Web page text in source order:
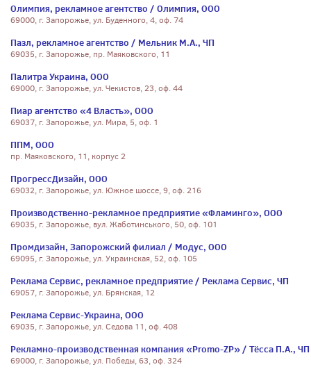
Олимпия, рекламное агентство / Олимпия, ООО
69000, г. Запорожье, ул. Буденного, 4, оф. 74
Пазл, рекламное агентство / Мельник М.А., ЧП
69035, г. Запорожье, пр. Маяковского, 11
Палитра Украина, ООО
69000, г. Запорожье, ул. Чекистов, 23, оф. 44
Пиар агентство «4 Власть», ООО
69037, г. Запорожье, ул. Мира, 5, оф. 1
ППМ, ООО
пр. Маяковского, 11, корпус 2
ПрогрессДизайн, ООО
69032, г. Запорожье, ул. Южное шоссе, 9, оф. 216
Производственно-рекламное предприятие «Фламинго», ООО
69035, г. Запорожье, вул. Жаботинського, 50, оф. 101
Промдизайн, Запорожский филиал / Модус, ООО
69095, г. Запорожье, ул. Украинская, 52, оф. 105
Реклама Сервис, рекламное предприятие / Реклама Сервис, ЧП
69057, г. Запорожье, ул. Брянская, 12
Реклама Сервис-Украина, ООО
69035, г. Запорожье, ул. Седова 11, оф. 408
Рекламно-производственная компания «Promo-ZP» / Тёсса П.А., ЧП
69000, г. Запорожье, ул. Победы, 63, оф. 324